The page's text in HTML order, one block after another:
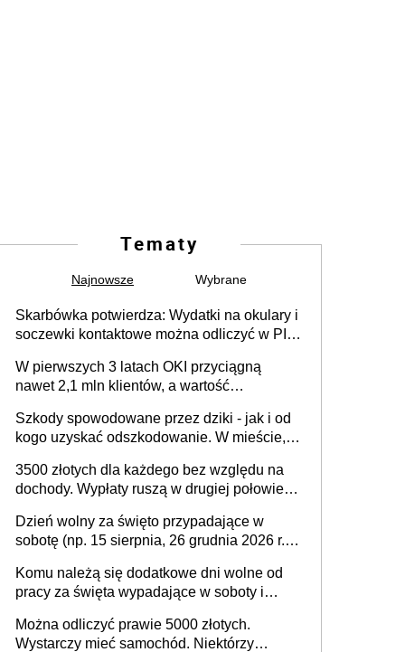
Tematy
Najnowsze Wybrane
Skarbówka potwierdza: Wydatki na okulary i
soczewki kontaktowe można odliczyć w PIT.
niepełnosprawności. Częściowe
dofinansowanie (np. z zfśs) pomniejsza
odliczenie
W pierwszych 3 latach OKI przyciągną
nawet 2,1 mln klientów, a wartość
mld zł
Szkody spowodowane przez dziki - jak i od
kogo uzyskać odszkodowanie. W mieście,
3500 złotych dla każdego bez względu na
dochody. Wypłaty ruszą w drugiej połowie
Dzień wolny za święto przypadające w
sobotę (np. 15 sierpnia, 26 grudnia 2026 r.) –
pracodawcy (sektor prywatny i administracja
publiczna), najczęstsze pytania
Komu należą się dodatkowe dni wolne od
pracy za święta wypadające w soboty i
Można odliczyć prawie 5000 złotych.
Wystarczy mieć samochód. Niektórzy